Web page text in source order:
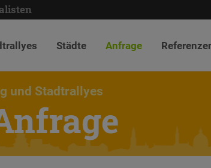
Städte Anfrage
und Stadtrallyes